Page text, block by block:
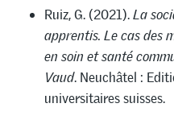
Ruiz, G. (2021).La
apprentis. Le cas des
en soin et santé
Vaud. Neuchâtel :
universitaires suisses.